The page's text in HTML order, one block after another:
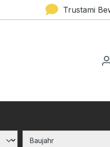
Trustami